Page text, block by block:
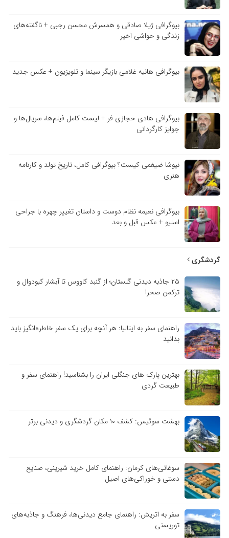
بیوگرافی ژیلا صادقی و همسرش محسن رجبی + ناگفته‌های
زندگی و حواشی اخیر
بیوگرافی هانیه غلامی بازیگر سینما و تلویزیون + عکس جدید
بیوگرافی هادی حجازی فر + لیست کامل فیلم‌ها، سریال‌ها و
جوایز کارگردانی
نیوشا ضیغمی کیست؟ بیوگرافی کامل، تاریخ تولد و کارنامه
هنری
بیوگرافی نعیمه نظام دوست و داستان تغییر چهره با جراحی
اسلیو + عکس قبل و بعد
گردشگری
۲۵ جاذبه دیدنی گلستان؛ از گنبد کاووس تا آبشار کبودوال و
ترکمن صحرا
راهنمای سفر به ایتالیا: هر آنچه برای یک سفر خاطره‌انگیز باید
بدانید
بهترین پارک های جنگلی ایران را بشناسید! راهنمای سفر و
طبیعت گردی
بهشت سوئیس: کشف ۱۰ مکان گردشگری و دیدنی برتر
سوغاتی‌های کرمان: راهنمای کامل خرید شیرینی، صنایع
دستی و خوراکی‌های اصیل
سفر به اتریش: راهنمای جامع دیدنی‌ها، فرهنگ و جاذبه‌های
توریستی